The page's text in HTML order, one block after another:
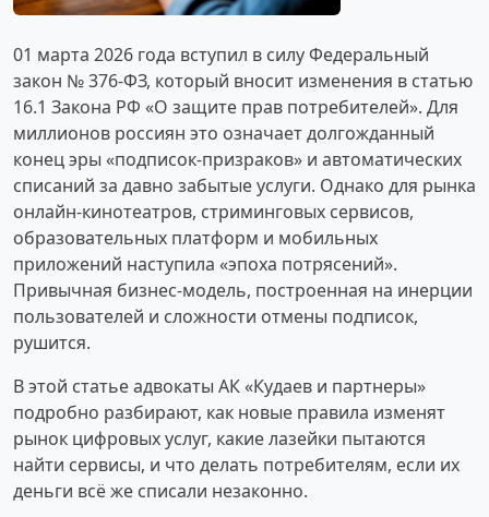
01 марта 2026 года вступил в силу Федеральный
закон № 376-ФЗ, который вносит изменения в статью
16.1 Закона РФ «О защите прав потребителей». Для
миллионов россиян это означает долгожданный
конец эры «подписок-призраков» и автоматических
списаний за давно забытые услуги. Однако для рынка
онлайн-кинотеатров, стриминговых сервисов,
образовательных платформ и мобильных
приложений наступила «эпоха потрясений».
Привычная бизнес-модель, построенная на инерции
пользователей и сложности отмены подписок,
рушится.
В этой статье адвокаты АК «Кудаев и партнеры»
подробно разбирают, как новые правила изменят
рынок цифровых услуг, какие лазейки пытаются
найти сервисы, и что делать потребителям, если их
деньги всё же списали незаконно.